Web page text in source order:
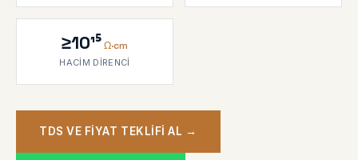
≥10¹⁵Ω·cm
HACIM DIRENCI
TDS VE FIYAT TEKLIFI AL →